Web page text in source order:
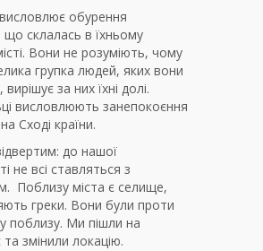
висловлює обурення
що склалась в їхньому
Вони не розуміють, чому
групка людей, яких вони
за них їхні долі.
висловлюють занепокоєння
Сході країни.
до нашої
не всі ставляться з
Поблизу міста є селище,
греки. Вони були проти
поблизу. Ми пішли на
змінили локацію.